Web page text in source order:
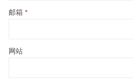
邮箱 *
网站